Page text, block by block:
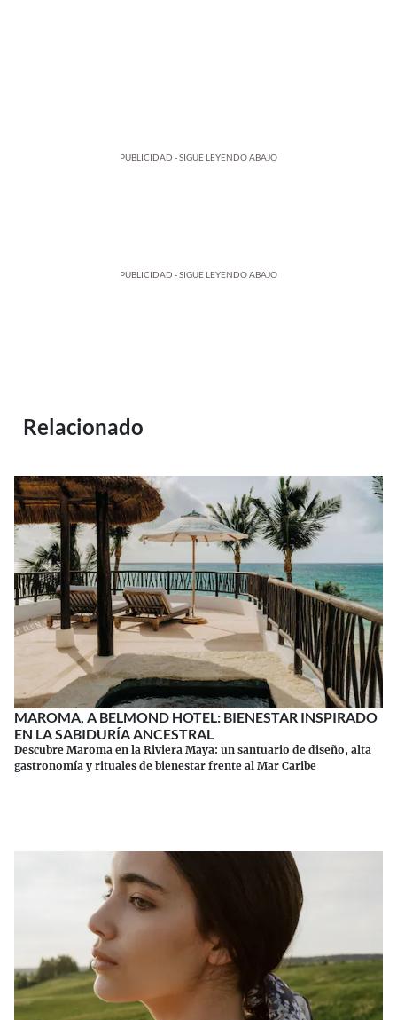
PUBLICIDAD - SIGUE LEYENDO ABAJO
PUBLICIDAD - SIGUE LEYENDO ABAJO
Relacionado
MAROMA, A BELMOND HOTEL: BIENESTAR INSPIRADO
EN LA SABIDURÍA ANCESTRAL
Descubre Maroma en la Riviera Maya: un santuario de diseño, alta
gastronomía y rituales de bienestar frente al Mar Caribe